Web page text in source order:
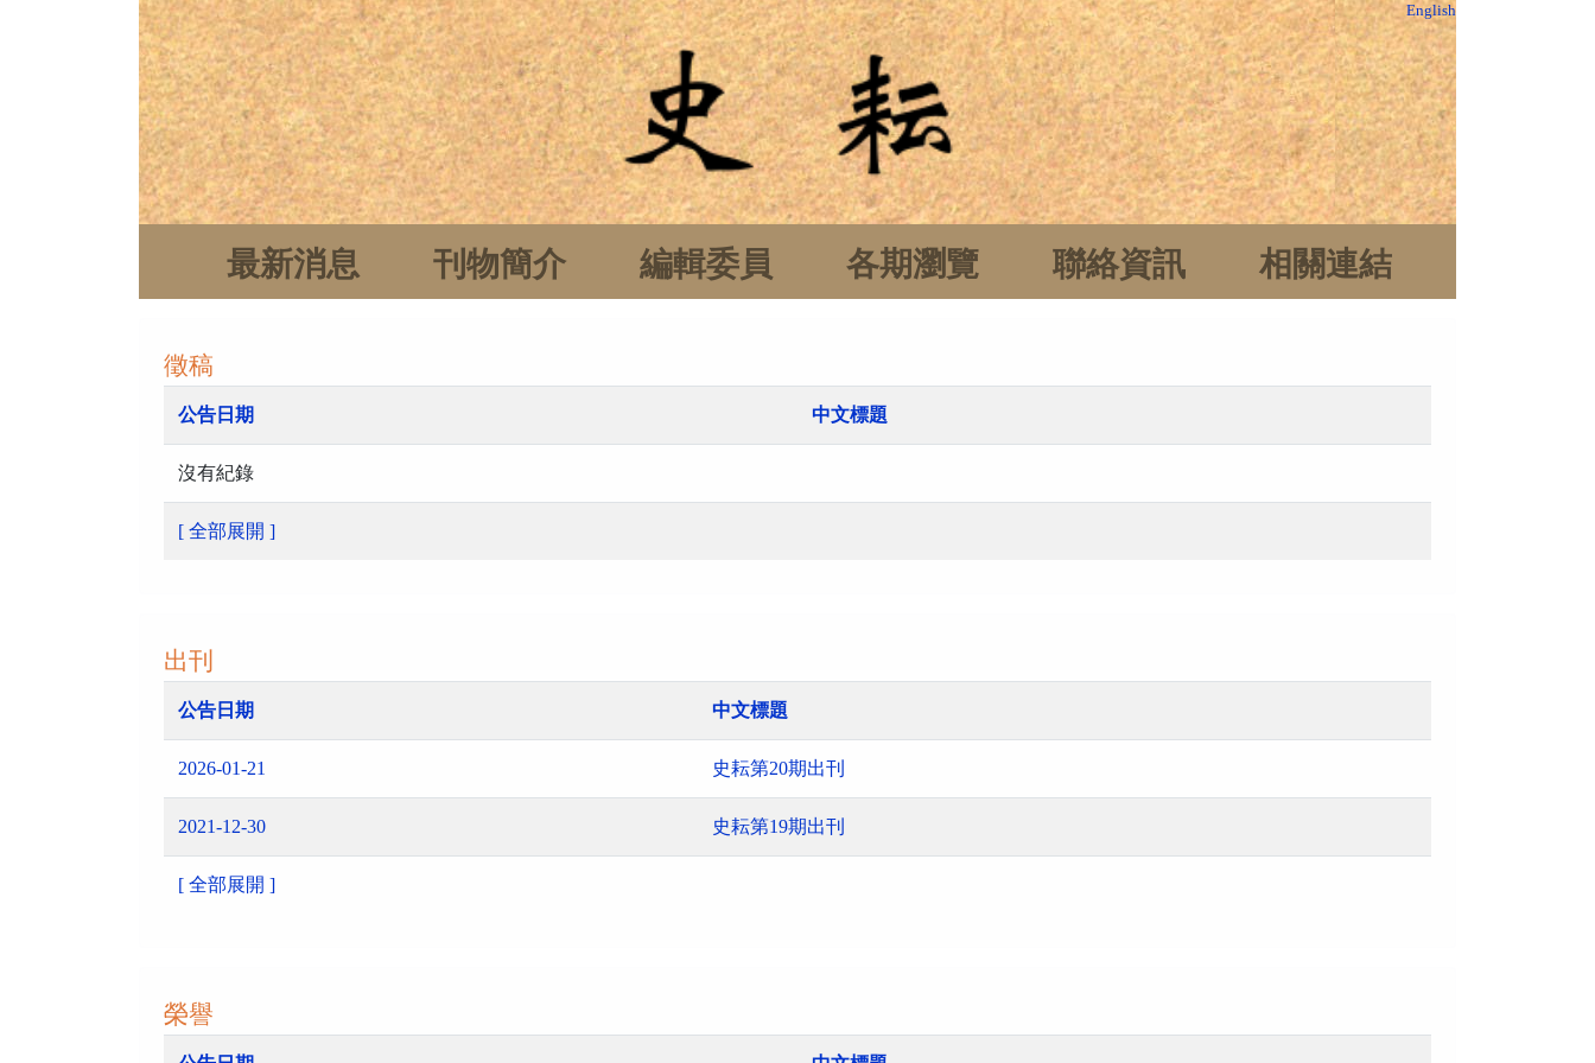
English
最新消息 刊物簡介 編輯委員 各期瀏覽 聯絡資訊 相關連結
徵稿
公告日期 中文標題
沒有紀錄
[ 全部展開 ]
出刊
公告日期 中文標題
2026-01-21 史耘第20期出刊
2021-12-30 史耘第19期出刊
[ 全部展開 ]
榮譽